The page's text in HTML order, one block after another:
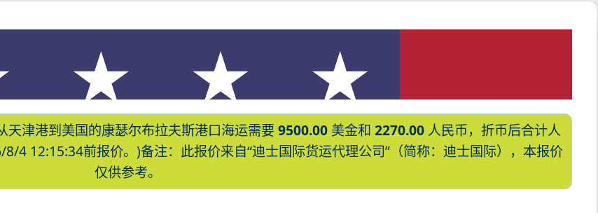
天津港到美国的康瑟尔布拉夫斯港口海运需要9500.00 美金和 2270.00 人民币，折币后合计人
4 12:15:34前报价。)备注：此报价来自“迪士国际货运代理公司”（简称：迪士国际），本报价
仅供参考。